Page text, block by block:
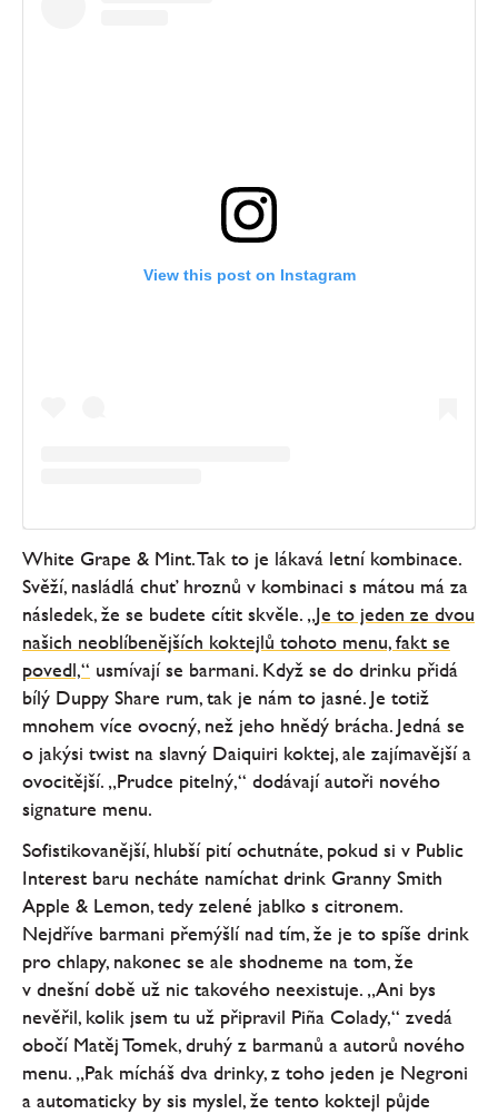
View this post on Instagram
White Grape & Mint. Tak to je lákavá letní kombinace.
Svěží, nasládlá chuť hroznů v kombinaci s mátou má za
následek, že se budete cítit skvěle. „Je to jeden ze dvou
našich neoblíbenějších koktejlů tohoto menu, fakt se
povedl,“ usmívají se barmani. Když se do drinku přidá
bílý Duppy Share rum, tak je nám to jasné. Je totiž
mnohem více ovocný, než jeho hnědý brácha. Jedná se
o jakýsi twist na slavný Daiquiri koktej, ale zajímavější a
ovocitější. „Prudce pitelný,“ dodávají autoři nového
signature menu.
Sofistikovanější, hlubší pití ochutnáte, pokud si v Public
Interest baru necháte namíchat drink Granny Smith
Apple & Lemon, tedy zelené jablko s citronem.
Nejdříve barmani přemýšlí nad tím, že je to spíše drink
pro chlapy, nakonec se ale shodneme na tom, že
v dnešní době už nic takového neexistuje. „Ani bys
nevěřil, kolik jsem tu už připravil Piña Colady,“ zvedá
obočí Matěj Tomek, druhý z barmanů a autorů nového
menu. „Pak mícháš dva drinky, z toho jeden je Negroni
a automaticky by sis myslel, že tento koktejl půjde